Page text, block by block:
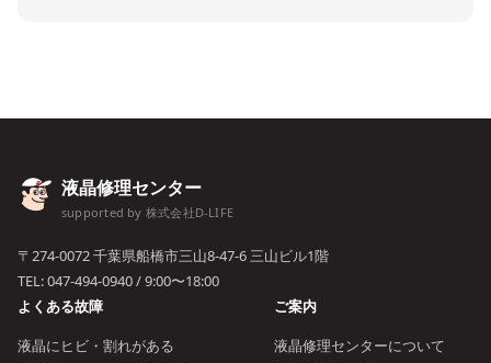
液晶修理センター
supported by 株式会社D-LIFE
〒274-0072 千葉県船橋市三山8-47-6 三山ビル1階
TEL:047-494-0940/ 9:00〜18:00
よくある故障
液晶にヒビ・割れがある
ご案内
液晶修理センターについて